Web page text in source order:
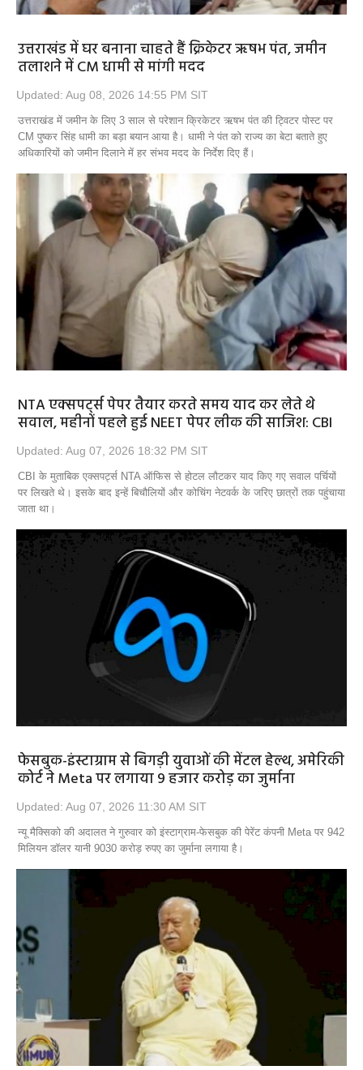
उत्तराखंड में घर बनाना चाहते हैं क्रिकेटर ऋषभ पंत, जमीन
तलाशने में CM धामी से मांगी मदद
Updated: Aug 08, 2026 14:55 PM SIT
उत्तराखंड में जमीन के लिए 3 साल से परेशान क्रिकेटर ऋषभ पंत की ट्विटर पोस्ट पर
CM पुष्कर सिंह धामी का बड़ा बयान आया है। धामी ने पंत को राज्य का बेटा बताते हुए
अधिकारियों को जमीन दिलाने में हर संभव मदद के निर्देश दिए हैं।
NTA एक्सपर्ट्स पेपर तैयार करते समय याद कर लेते थे
सवाल, महीनों पहले हुई NEET पेपर लीक की साजिश: CBI
Updated: Aug 07, 2026 18:32 PM SIT
CBI के मुताबिक एक्सपर्ट्स NTA ऑफिस से होटल लौटकर याद किए गए सवाल पर्चियों
पर लिखते थे। इसके बाद इन्हें बिचौलियों और कोचिंग नेटवर्क के जरिए छात्रों तक पहुंचाया
जाता था।
फेसबुक-इंस्टाग्राम से बिगड़ी युवाओं की मेंटल हेल्थ, अमेरिकी
कोर्ट ने Meta पर लगाया 9 हजार करोड़ का जुर्माना
Updated: Aug 07, 2026 11:30 AM SIT
न्यू मैक्सिको की अदालत ने गुरुवार को इंस्टाग्राम-फेसबुक की पेरेंट कंपनी Meta पर 942
मिलियन डॉलर यानी 9030 करोड़ रुपए का जुर्माना लगाया है।